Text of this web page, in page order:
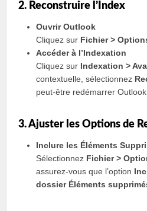
2. Reconstruire l’Index
Ouvrir Outlook
Cliquez sur Fichier >
Accéder à l’Indexation
Cliquez sur Indexation >
contextuelle, sélectionnez
peut-être redémarrer
3. Ajuster les Options de
Inclure les Éléments
Sélectionnez Fichier >
assurez-vous que l’option
dossier Éléments